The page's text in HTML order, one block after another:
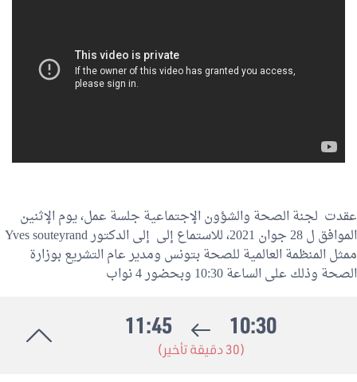
عقدت لجنة الصحة والشؤون الإجتماعية جلسة عمل، يوم الإثنين
الموافق ل 28 جوان 2021، للاستماع إلى إلى الدكتور Yves souteyrand
ممثل المنظمة العالمية للصحة بتونس ومدير عام التشريع بوزارة
الصحة وذلك على الساعة 10:30 وبحضور 4 نواب
10:30
11:45
(30 دقيقة تأخير)